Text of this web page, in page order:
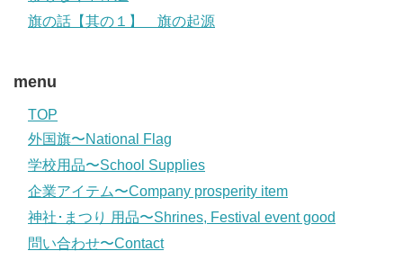
旗の話【其の１】 旗の起源
menu
TOP
外国旗〜National Flag
学校用品〜School Supplies
企業アイテム〜Company prosperity item
神社･まつり 用品〜Shrines, Festival event good
問い合わせ〜Contact